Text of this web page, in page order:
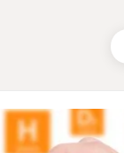
Помогает
Помогает
активность.